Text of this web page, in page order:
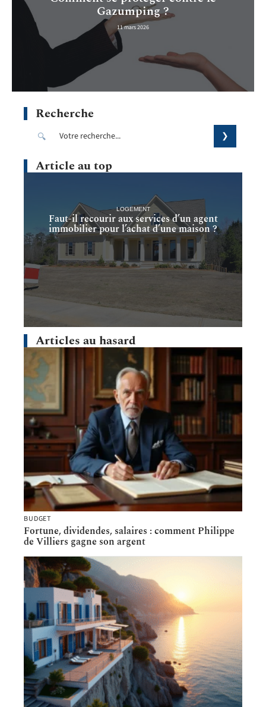
Gazumping ?
11 mars 2026
Recherche
Article au top
LOGEMENT
Faut-il recourir aux services d’un agent
immobilier pour l’achat d’une maison ?
Articles au hasard
BUDGET
Fortune, dividendes, salaires : comment Philippe
de Villiers gagne son argent